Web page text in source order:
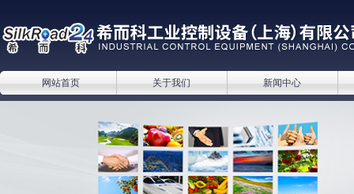
网站首页 关于我们 新闻中心